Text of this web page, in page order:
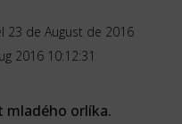
23 de August de 2016
2016 10:12:31
mladého orlíka.